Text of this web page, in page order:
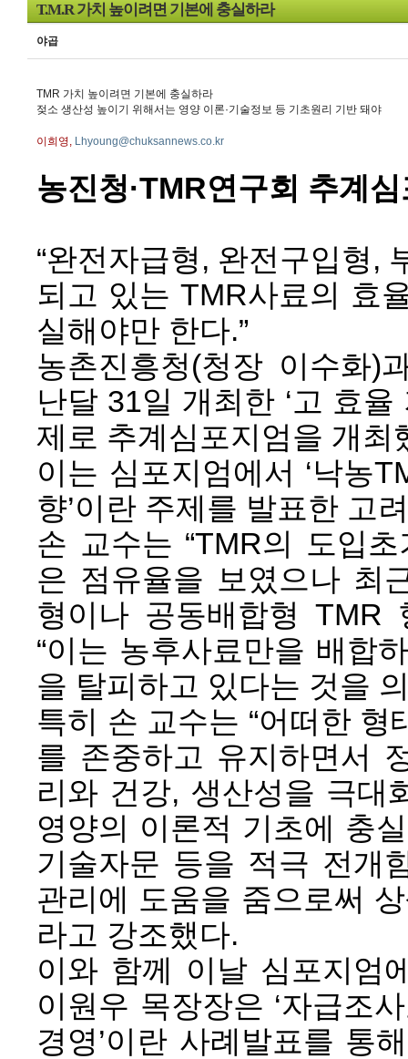
T.M.R 가치 높이려면 기본에 충실하라
야곱
TMR 가치 높이려면 기본에 충실하라
젖소 생산성 높이기 위해서는 영양 이론·기술정보 등 기초원리 기반 돼야
이희영, Lhyoung@chuksannews.co.kr
농진청·TMR연구회 추계
“완전자급형, 완전구입형,
되고 있는 TMR사료의 효
실해야만 한다.”
농촌진흥청(청장 이수화)
난달 31일 개최한 ‘고 효
제로 추계심포지엄을 개최
이는 심포지엄에서 ‘낙농
향’이란 주제를 발표한 고
손 교수는 “TMR의 도입
은 점유율을 보였으나 최
형이나 공동배합형 TMR
“이는 농후사료만을 배합
을 탈피하고 있다는 것을
특히 손 교수는 “어떠한
를 존중하고 유지하면서
리와 건강, 생산성을 극대
영양의 이론적 기초에 충
기술자문 등을 적극 전개
관리에 도움을 줌으로써
라고 강조했다.
이와 함께 이날 심포지엄
이원우 목장장은 ‘자급조
경영’이란 사례발표를 통